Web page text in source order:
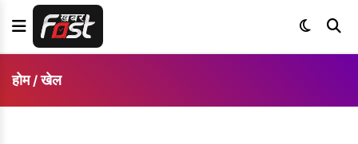
होम/ खेल